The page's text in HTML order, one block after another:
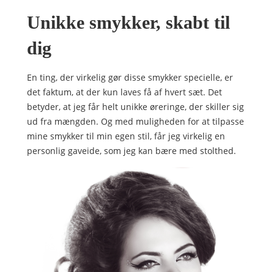
Unikke smykker, skabt til
dig
En ting, der virkelig gør disse smykker specielle, er
det faktum, at der kun laves få af hvert sæt. Det
betyder, at jeg får helt unikke øreringe, der skiller sig
ud fra mængden. Og med muligheden for at tilpasse
mine smykker til min egen stil, får jeg virkelig en
personlig gaveide, som jeg kan bære med stolthed.